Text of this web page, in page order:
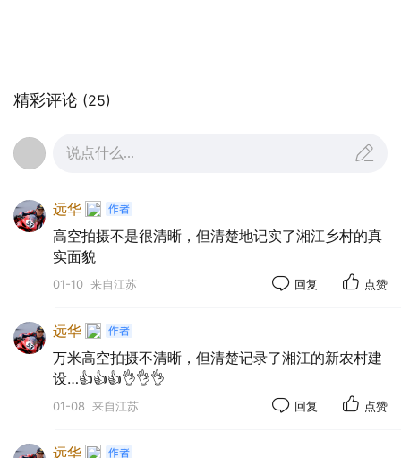
村实现了从“温饱型”到“品质型”的跨越。
交通基建的完善，让偏远村落告别了“行路难”，大桥
与公路织就的交通网，打通了乡村与外界的经济脉
搏。
精彩评论 (25)
说点什么...
远华
高空拍摄不是很清晰，但清楚地记实了湘江乡村的真
实面貌
01-10 来自江苏 回复 点赞
远华
万米高空拍摄不清晰，但清楚记录了湘江的新农村建
设…👍👍👍👌👌👌
01-08 来自江苏 回复 点赞
远华